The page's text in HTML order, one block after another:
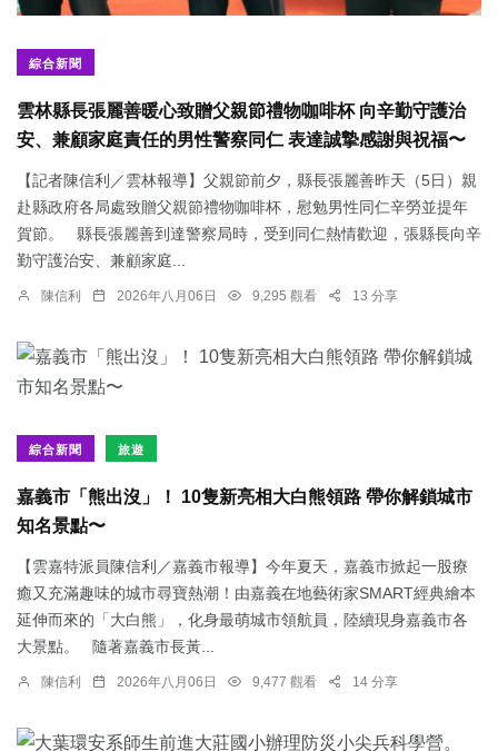
綜合新聞
雲林縣長張麗善暖心致贈父親節禮物咖啡杯 向辛勤守護治
安、兼顧家庭責任的男性警察同仁 表達誠摯感謝與祝福〜
【記者陳信利／雲林報導】父親節前夕，縣長張麗善昨天（5日）親
赴縣政府各局處致贈父親節禮物咖啡杯，慰勉男性同仁辛勞並提年
賀節。 縣長張麗善到達警察局時，受到同仁熱情歡迎，張縣長向辛
勤守護治安、兼顧家庭...
陳信利 2026年八月06日 9,295 觀看 13 分享
綜合新聞 旅遊
嘉義市「熊出沒」！ 10隻新亮相大白熊領路 帶你解鎖城市
知名景點〜
【雲嘉特派員陳信利／嘉義市報導】今年夏天，嘉義市掀起一股療
癒又充滿趣味的城市尋寶熱潮！由嘉義在地藝術家SMART經典繪本
延伸而來的「大白熊」，化身最萌城市領航員，陸續現身嘉義市各
大景點。 隨著嘉義市長黃...
陳信利 2026年八月06日 9,477 觀看 14 分享